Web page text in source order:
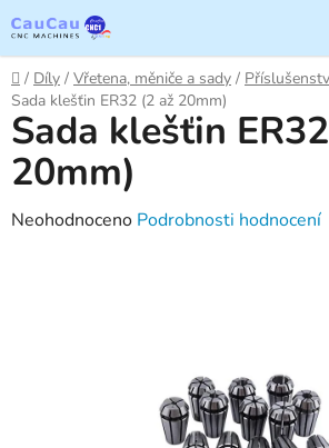
na
obsah
Domů
/ Díly / Vřetena, měniče a sady /
Sada klešťin ER32 (2 až 20mm)
Sada klešťin
20mm)
Průměrné
Neohodnoceno Podrobnosti hodnocení